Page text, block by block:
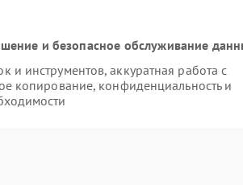
и безопасное обслуживание
инструментов, аккуратная работа с
копирование, конфиденциальность и